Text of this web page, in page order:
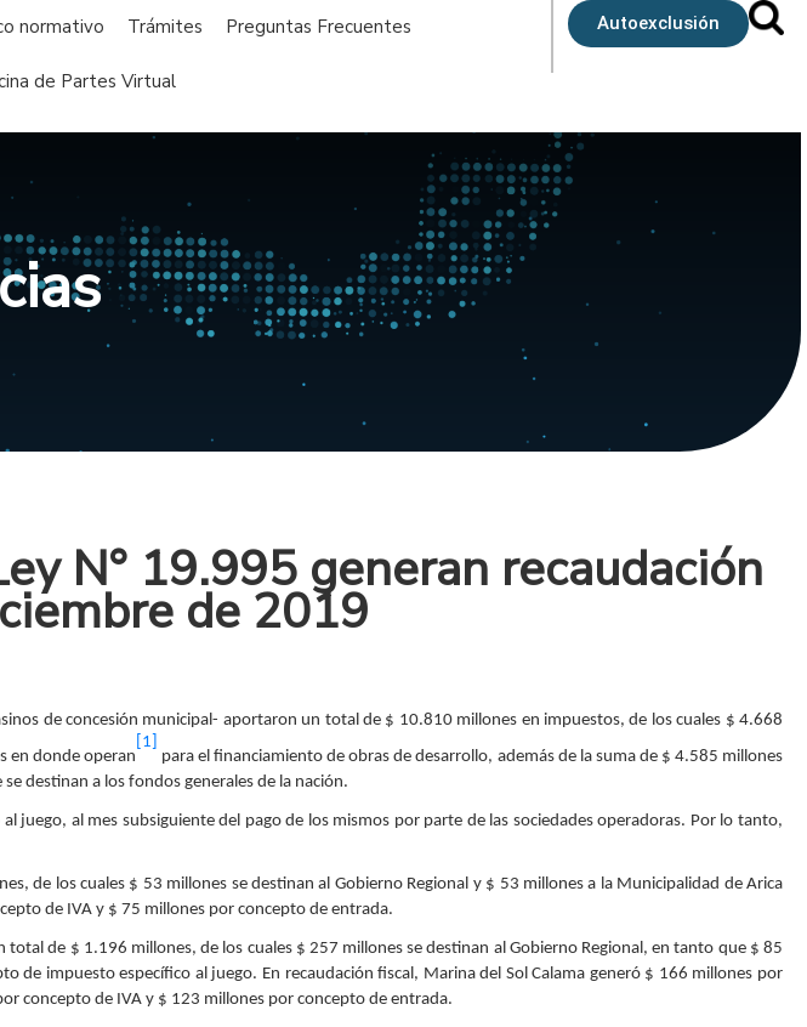
normativo Trámites Preguntas Frecuentes
de Partes Virtual
Autoexclusión
N° 19.995 generan recaudación
de 2019
de concesión municipal- aportaron un total de $ 10.810 millones en impuestos, de los cuales $ 4.668
en donde operan
[1]
para el financiamiento de obras de desarrollo, además de la suma de $ 4.585 millones
destinan a los fondos generales de la nación.
juego, al mes subsiguiente del pago de los mismos por parte de las sociedades operadoras. Por lo tanto,
de los cuales $ 53 millones se destinan al Gobierno Regional y $ 53 millones a la Municipalidad de Arica
de IVA y $ 75 millones por concepto de entrada.
de $ 1.196 millones, de los cuales $ 257 millones se destinan al Gobierno Regional, en tanto que $ 85
impuesto específico al juego. En recaudación fiscal, Marina del Sol Calama generó $ 166 millones por
concepto de IVA y $ 123 millones por concepto de entrada.